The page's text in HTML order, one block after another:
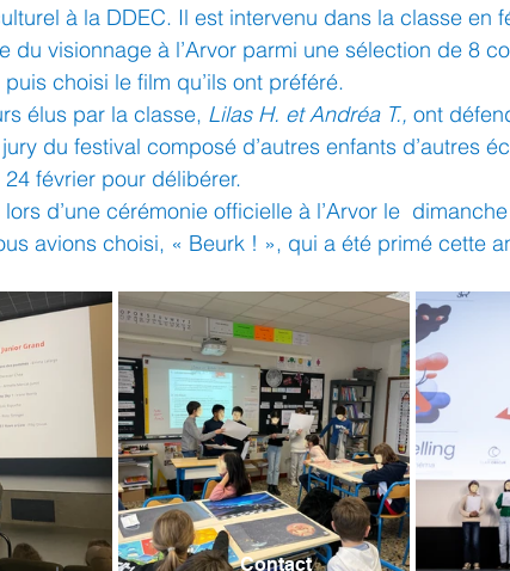
à la DDEC. Il est intervenu dans la classe en
du visionnage à l’Arvor parmi une sélection de 8
choisi le film qu’ils ont préféré.
élus par la classe, Lilas H. et Andréa T., ont
du festival composé d’autres enfants d’autres
24 février pour délibérer.
d’une cérémonie officielle à l’Arvor le
avions choisi, « Beurk ! », qui a été primé cette
Contact